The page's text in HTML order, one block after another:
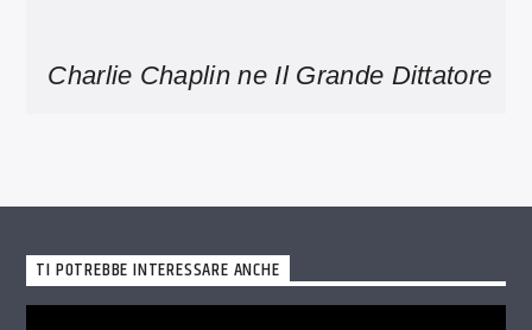
Charlie Chaplin ne Il Grande Dittatore
TI POTREBBE INTERESSARE ANCHE